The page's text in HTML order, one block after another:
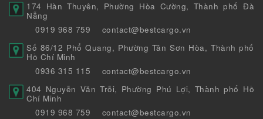
174 Hàn Thuyên, Phường Hòa Cường, Thành phố Đà
Nẵng
0919 968 759
contact@bestcargo.vn
Số 86/12 Phổ Quang, Phường Tân Sơn Hòa, Thành phố
Hồ Chí Minh
0936 315 115
contact@bestcargo.vn
404 Nguyễn Văn Trỗi, Phường Phú Lợi, Thành phố Hồ
Chí Minh
0919 968 759
contact@bestcargo.vn